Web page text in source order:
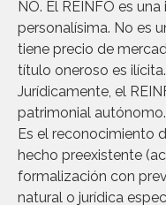
NO. El REINFO es
personalísima. No es
tiene precio de
título oneroso es ilícita.
Jurídicamente, el
patrimonial autónomo.
Es el reconocimiento
hecho preexistente
formalización con
natural o jurídica